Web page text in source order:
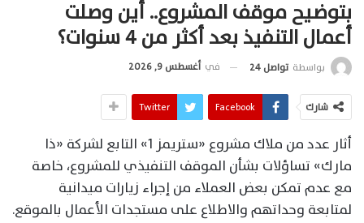
بتوضيح موقف المشروع.. أين وصلت
أعمال التنفيذ بعد أكثر من 4 سنوات؟
بواسطة تواصل 24 في أغسطس 9, 2026
شارك Facebook
Twitter
أثار عدد من ملاك مشروع «ستريمز 1» التابع لشركة «ذا
مارك» تساؤلات بشأن الموقف التنفيذي للمشروع، خاصة
مع عدم تمكن بعض العملاء من إجراء زيارات ميدانية
لمتابعة وحداتهم والاطلاع على مستجدات الأعمال بالموقع.